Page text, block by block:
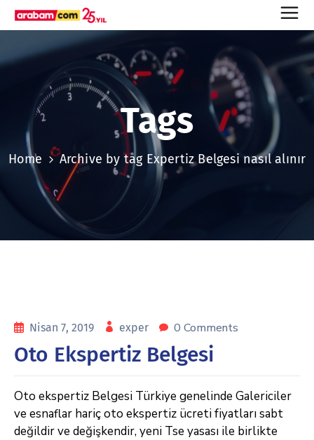
Tags
Home Archive by tag Expertiz Belgesi nasıl alınır
Nisan 7, 2019 exper 0 Comments
Oto Ekspertiz Belgesi
Oto ekspertiz Belgesi Türkiye genelinde Galericiler
ve esnaflar hariç oto ekspertiz ücreti fiyatları sabt
değildir ve değişkendir, yeni Tse yasası ile birlikte